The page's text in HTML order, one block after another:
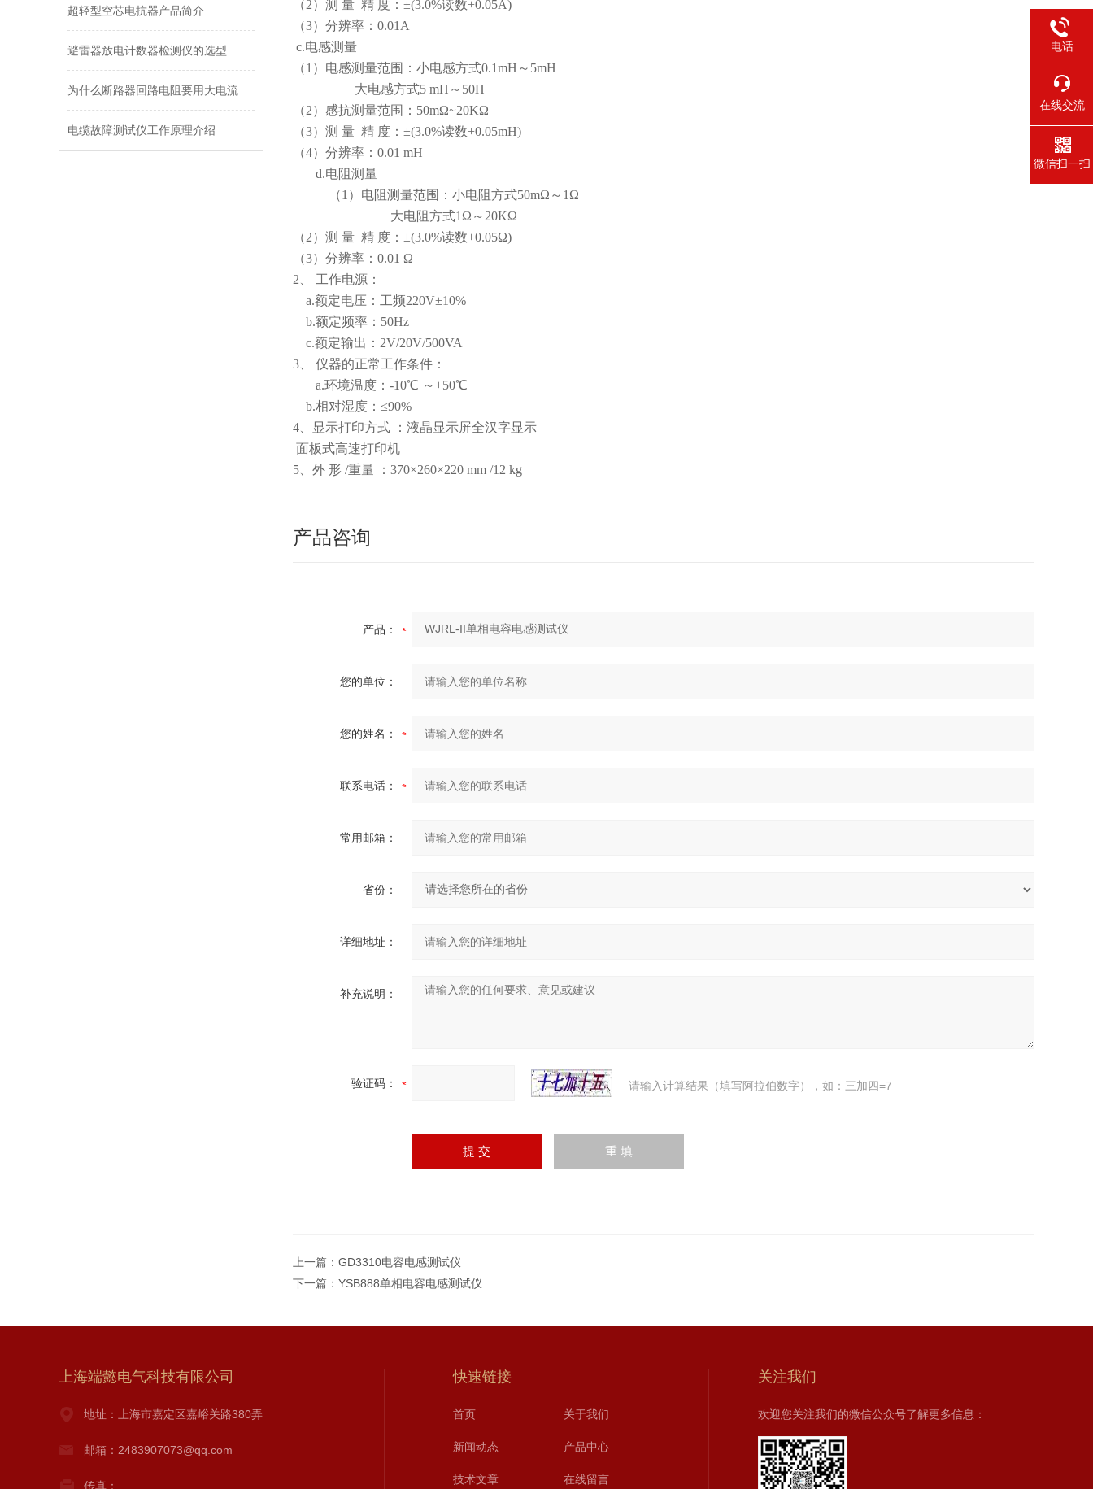
超轻型空芯电抗器产品简介
避雷器放电计数器检测仪的选型
电缆故障测试仪工作原理介绍
（2）测 量 精 度：±(3.0%读数+0.05A)
（3）分辨率：0.01A
c.电感测量
（1）电感测量范围：小电感方式0.1mH～5mH
大电感方式5 mH～50H
（2）感抗测量范围：50mΩ~20KΩ
（3）测 量 精 度：±(3.0%读数+0.05mH)
（4）分辨率：0.01 mH
d.电阻测量
（1）电阻测量范围：小电阻方式50mΩ～1Ω
大电阻方式1Ω～20KΩ
（2）测 量 精 度：±(3.0%读数+0.05Ω)
（3）分辨率：0.01 Ω
2、 工作电源：
a.额定电压：工频220V±10%
b.额定频率：50Hz
c.额定输出：2V/20V/500VA
3、 仪器的正常工作条件：
a.环境温度：-10℃ ～+50℃
b.相对湿度：≤90%
4、显示打印方式 ：液晶显示屏全汉字显示
面板式高速打印机
5、外 形 /重量 ：370×260×220 mm /12 kg
产品咨询
产品：
您的单位：
您的姓名：
联系电话：
常用邮箱：
省份：
详细地址：
补充说明：
验证码： 请输入计算结果（填写阿拉伯数字），如：三加四=7
上一篇： GD3310电容电感测试仪
下一篇： YSB888单相电容电感测试仪
上海端懿电气科技有限公司
地址：上海市嘉定区嘉峪关路380弄
邮箱：2483907073@qq.com
传真：
快速链接
首页 关于我们
新闻动态 产品中心
技术文章 在线留言
关注我们
欢迎您关注我们的微信公众号了解更多信息：
电话
在线交流
微信扫一扫